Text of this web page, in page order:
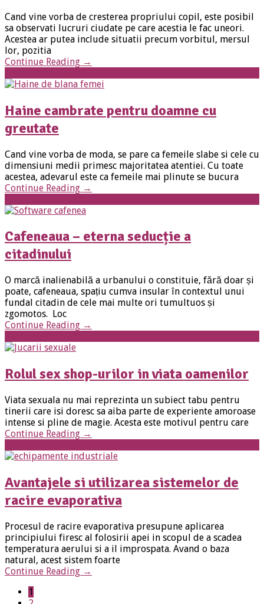
Cand vine vorba de cresterea propriului copil, este posibil
sa observati lucruri ciudate pe care acestia le fac uneori.
Acestea ar putea include situatii precum vorbitul, mersul
lor, pozitia
Continue Reading →
Haine cambrate pentru doamne cu
greutate
Cand vine vorba de moda, se pare ca femeile slabe si cele cu
dimensiuni medii primesc majoritatea atentiei. Cu toate
acestea, adevarul este ca femeile mai plinute se bucura
Continue Reading →
Cafeneaua – eterna seducție a
citadinului
O marcă inalienabilă a urbanului o constituie, fără doar și
poate, cafeneaua, spațiu cumva insular în contextul unui
fundal citadin de cele mai multe ori tumultuos și
zgomotos. Loc
Continue Reading →
Rolul sex shop-urilor in viata oamenilor
Viata sexuala nu mai reprezinta un subiect tabu pentru
tinerii care isi doresc sa aiba parte de experiente amoroase
intense si pline de magie. Acesta este motivul pentru care
Continue Reading →
Avantajele si utilizarea sistemelor de
racire evaporativa
Procesul de racire evaporativa presupune aplicarea
principiului firesc al folosirii apei in scopul de a scadea
temperatura aerului si a il improspata. Avand o baza
natural, acest sistem foarte
Continue Reading →
1